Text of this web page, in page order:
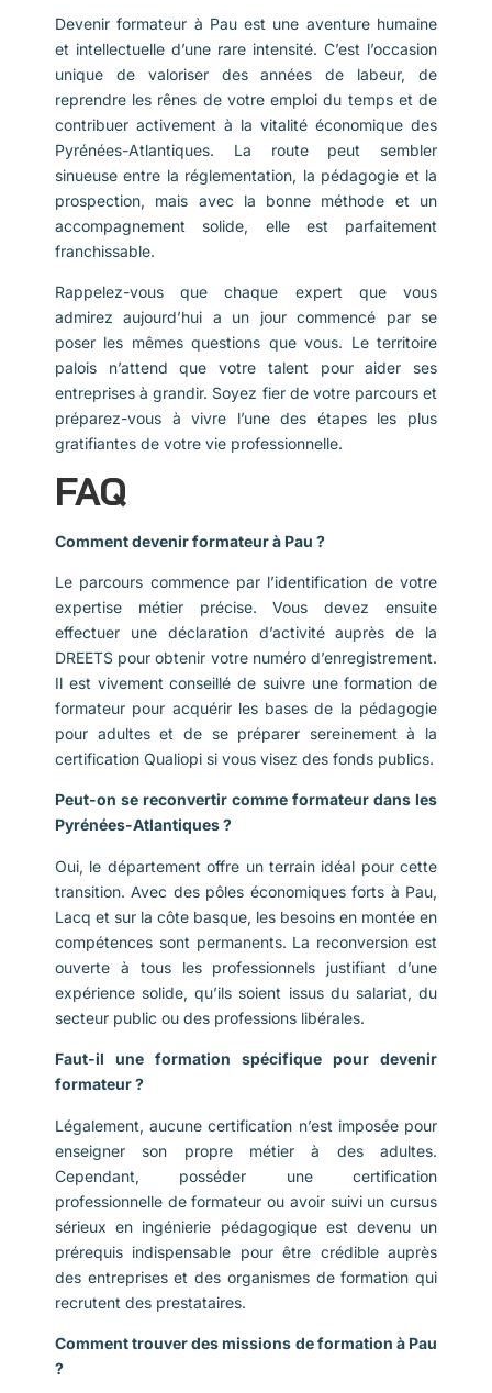
Devenir formateur à Pau est une aventure humaine
et intellectuelle d’une rare intensité. C’est l’occasion
unique de valoriser des années de labeur, de
reprendre les rênes de votre emploi du temps et de
contribuer activement à la vitalité économique des
Pyrénées-Atlantiques. La route peut sembler
sinueuse entre la réglementation, la pédagogie et la
prospection, mais avec la bonne méthode et un
accompagnement solide, elle est parfaitement
franchissable.
Rappelez-vous que chaque expert que vous
admirez aujourd’hui a un jour commencé par se
poser les mêmes questions que vous. Le territoire
palois n’attend que votre talent pour aider ses
entreprises à grandir. Soyez fier de votre parcours et
préparez-vous à vivre l’une des étapes les plus
gratifiantes de votre vie professionnelle.
FAQ
Comment devenir formateur à Pau ?
Le parcours commence par l’identification de votre
expertise métier précise. Vous devez ensuite
effectuer une déclaration d’activité auprès de la
DREETS pour obtenir votre numéro d’enregistrement.
Il est vivement conseillé de suivre une formation de
formateur pour acquérir les bases de la pédagogie
pour adultes et de se préparer sereinement à la
certification Qualiopi si vous visez des fonds publics.
Peut-on se reconvertir comme formateur dans les
Pyrénées-Atlantiques ?
Oui, le département offre un terrain idéal pour cette
transition. Avec des pôles économiques forts à Pau,
Lacq et sur la côte basque, les besoins en montée en
compétences sont permanents. La reconversion est
ouverte à tous les professionnels justifiant d’une
expérience solide, qu’ils soient issus du salariat, du
secteur public ou des professions libérales.
Faut-il une formation spécifique pour devenir
formateur ?
Légalement, aucune certification n’est imposée pour
enseigner son propre métier à des adultes.
Cependant, posséder une certification
professionnelle de formateur ou avoir suivi un cursus
sérieux en ingénierie pédagogique est devenu un
prérequis indispensable pour être crédible auprès
des entreprises et des organismes de formation qui
recrutent des prestataires.
Comment trouver des missions de formation à Pau
?